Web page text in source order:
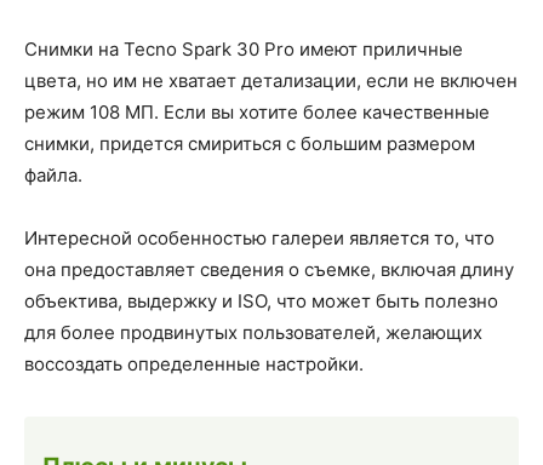
Снимки на Tecno Spark 30 Pro имеют приличные
цвета, но им не хватает детализации, если не включен
режим 108 МП. Если вы хотите более качественные
снимки, придется смириться с большим размером
файла.
Интересной особенностью галереи является то, что
она предоставляет сведения о съемке, включая длину
объектива, выдержку и ISO, что может быть полезно
для более продвинутых пользователей, желающих
воссоздать определенные настройки.